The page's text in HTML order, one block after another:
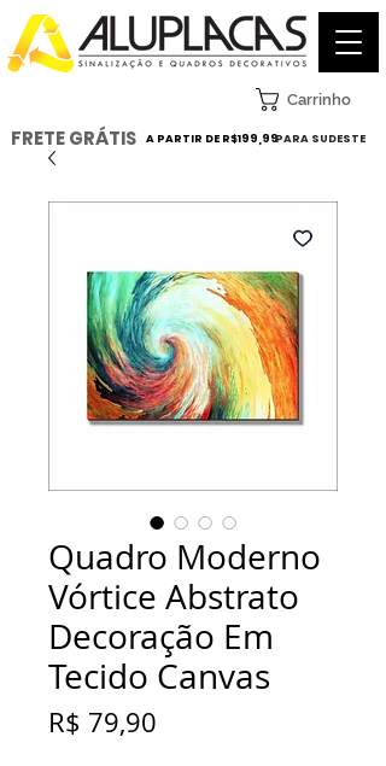
Carrinho
FRETE GRÁTIS A PARTIR DE R$199,99PARA SUDESTE
Quadro Moderno
Vórtice Abstrato
Decoração Em
Tecido Canvas
R$ 79,90